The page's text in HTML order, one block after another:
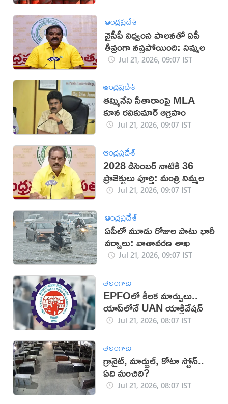
ఆంధ్రప్రదేశ్
వైసీపీ విధ్వంస పాలనతో ఏపీ
తీవ్రంగా నష్టపోయింది: నిమ్మల
Jul 21, 2026, 09:07 IST
ఆంధ్రప్రదేశ్
తమ్మినేని సీతారాంపై MLA
కూన రవికుమార్‌ ఆగ్రహం
Jul 21, 2026, 09:07 IST
ఆంధ్రప్రదేశ్
2028 డిసెంబర్ నాటికి 36
ప్రాజెక్టులు పూర్తి: మంత్రి నిమ్మల
Jul 21, 2026, 09:07 IST
ఆంధ్రప్రదేశ్
ఏపీలో మూడు రోజుల పాటు భారీ
వర్షాలు: వాతావరణ శాఖ
Jul 21, 2026, 09:07 IST
తెలంగాణ
EPFOలో కీలక మార్పులు..
యాప్‌లోనే UAN యాక్టివేషన్
Jul 21, 2026, 08:07 IST
తెలంగాణ
గ్రానైట్, మార్బుల్, కోటా స్టోన్‌..
ఏది మంచిది?
Jul 21, 2026, 08:07 IST